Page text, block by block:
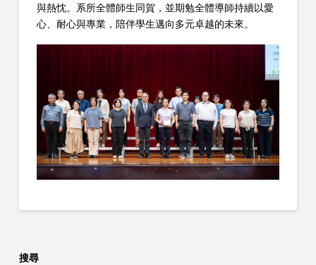
與熱忱。系所全體師生同賀，並期勉全體導師持續以愛
心、耐心與專業，陪伴學生邁向多元卓越的未來。
搜尋